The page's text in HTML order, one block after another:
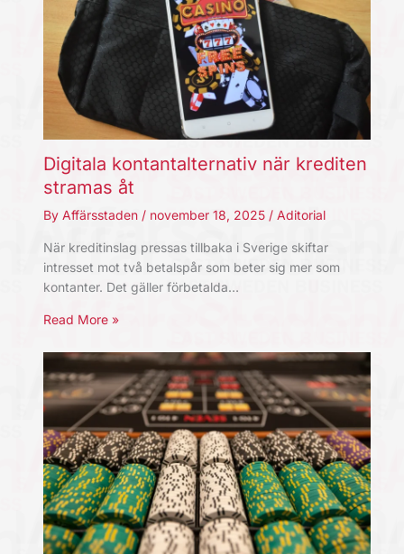
Digitala kontantalternativ när krediten
stramas åt
By Affärsstaden / november 18, 2025 / Aditorial
När kreditinslag pressas tillbaka i Sverige skiftar
intresset mot två betalspår som beter sig mer som
kontanter. Det gäller förbetalda…
Read More »